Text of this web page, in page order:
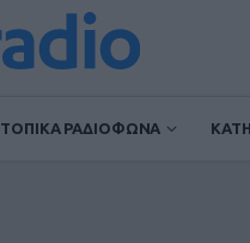
ΤΟΠΙΚΑ ΡΑΔΙΟΦΩΝΑ